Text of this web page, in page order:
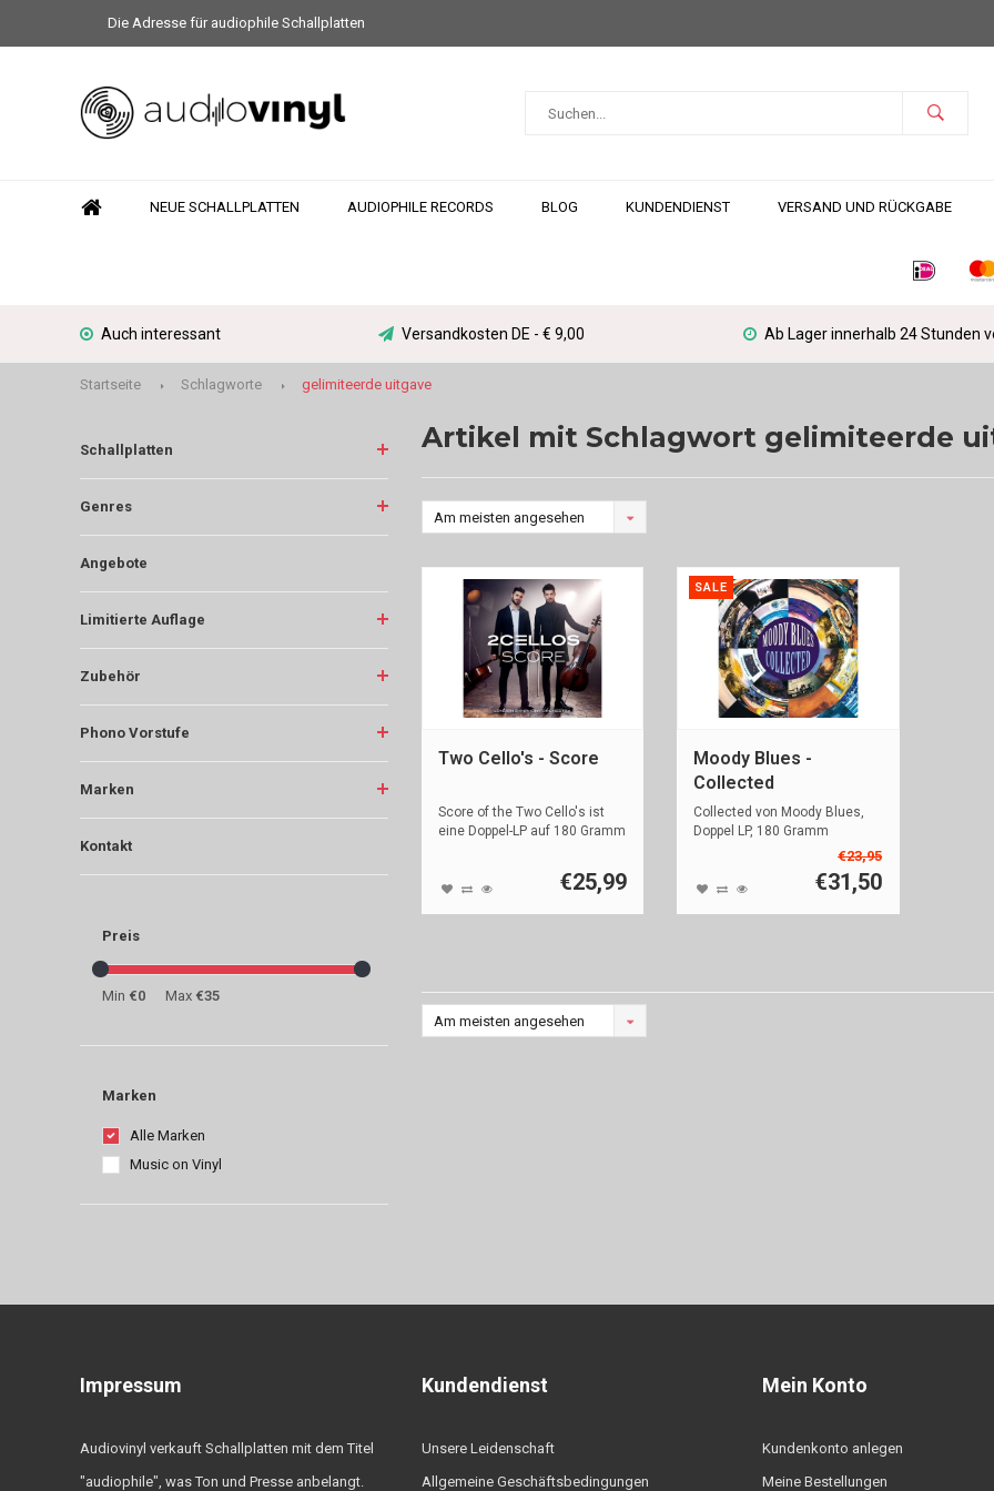
Die Adresse für audiophile Schallplatten
NEUE SCHALLPLATTEN AUDIOPHILE RECORDS BLOG KUNDENDIENST VERSAND UND RÜCKGABE
Auch interessant Versandkosten DE - € 9,00 Ab Lager innerhalb 24 Stunden
Startseite Schlagworte gelimiteerde uitgave
Schallplatten
Genres
Angebote
Limitierte Auflage
Zubehör
Phono Vorstufe
Marken
Kontakt
Preis
Min €0 Max €35
Marken
Alle Marken
Music on Vinyl
Artikel mit Schlagwort gelimiteerde
Am meisten angesehen
Two Cello's - Score
Score of the Two Cello's ist
eine Doppel-LP auf 180 Gramm
€25,99
SALE
Moody Blues -
Collected
Collected von Moody Blues,
Doppel LP, 180 Gramm
€23,95
€31,50
Am meisten angesehen
Impressum
Audiovinyl verkauft Schallplatten mit dem Titel
"audiophile", was Ton und Presse anbelangt.
Kundendienst
Unsere Leidenschaft
Allgemeine Geschäftsbedingungen
Mein Konto
Kundenkonto anlegen
Meine Bestellungen